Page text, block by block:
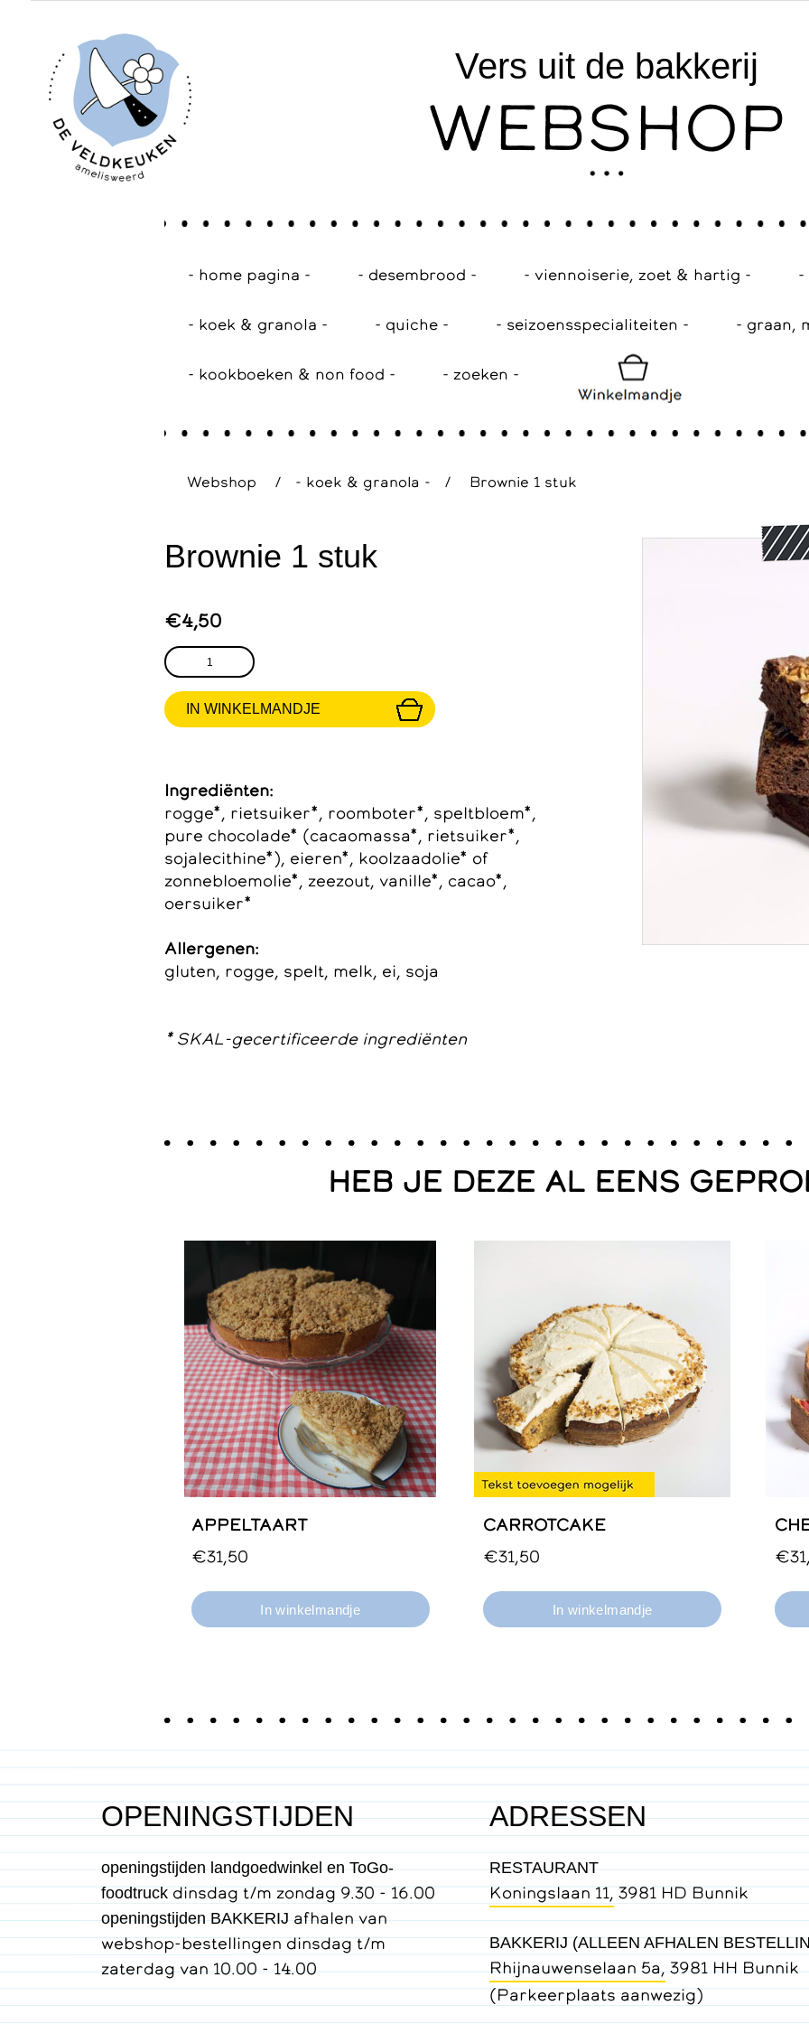
Vers uit de bakkerij
WEBSHOP
- home pagina - - desembrood - - viennoiserie, zoet & hartig - -
- koek & granola - - quiche - - seizoensspecialiteiten - - graan,
- kookboeken & non food - - zoeken -
Webshop / - koek & granola - / Brownie 1 stuk
Brownie 1 stuk
€4,50
Ingrediënten:
rogge*, rietsuiker*, roomboter*, speltbloem*,
pure chocolade* (cacaomassa*, rietsuiker*,
sojalecithine*), eieren*, koolzaadolie* of
zonnebloemolie*, zeezout, vanille*, cacao*,
oersuiker*
Allergenen:
gluten, rogge, spelt, melk, ei, soja
* SKAL-gecertificeerde ingrediënten
HEB JE DEZE AL EENS
APPELTAART
Hele, halve of kleine taart.
€31,50
CARROTCAKE
Hele, halve of kleine taart.
€31,50
OPENINGSTIJDEN
openingstijden landgoedwinkel en ToGo-
foodtruck dinsdag t/m zondag 9.30 - 16.00
openingstijden BAKKERIJafhalen van
webshop-bestellingen dinsdag t/m
zaterdag van 10.00 - 14.00
ADRESSEN
RESTAURANT
Koningslaan 11, 3981 HD Bunnik
BAKKERIJ (ALLEEN AFHALEN
Rhijnauwenselaan 5a, 3981 HH Bunnik
(Parkeerplaats aanwezig)